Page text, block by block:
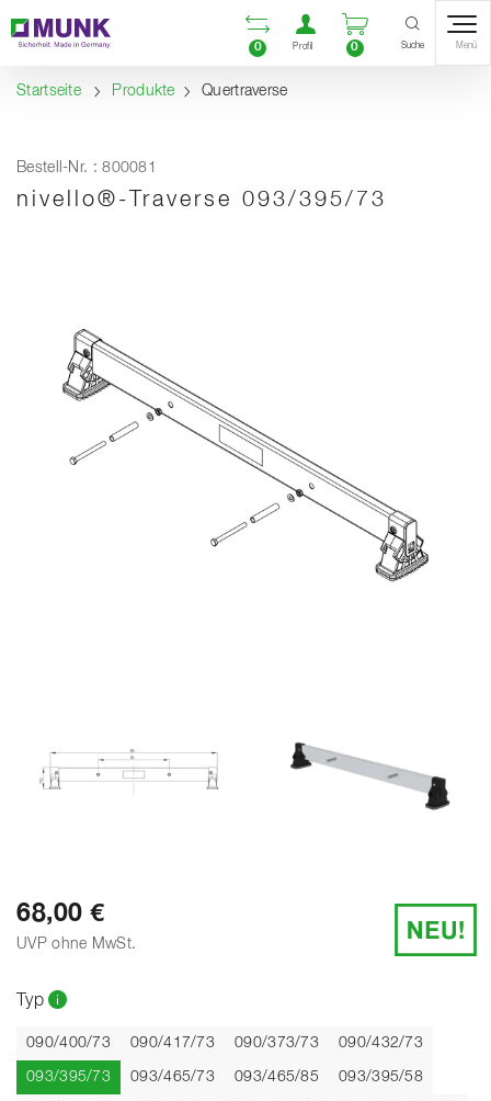
Inhalt
Inhaltsverzeichnis
Navigation Vergleichsliste öffnen
0
Benutzerkonto
Profil
Warenkorb
0 Suche Menü
Startseite Produkte Quertraverse
Bestell-Nr. : 800081
nivello®-Traverse 093/395/73
68,00 €
UVP ohne MwSt.
Typ
090/400/73 090/417/73 090/373/73 090/432/73
093/395/73Aktuell
093/465/73 093/465/85 093/395/58